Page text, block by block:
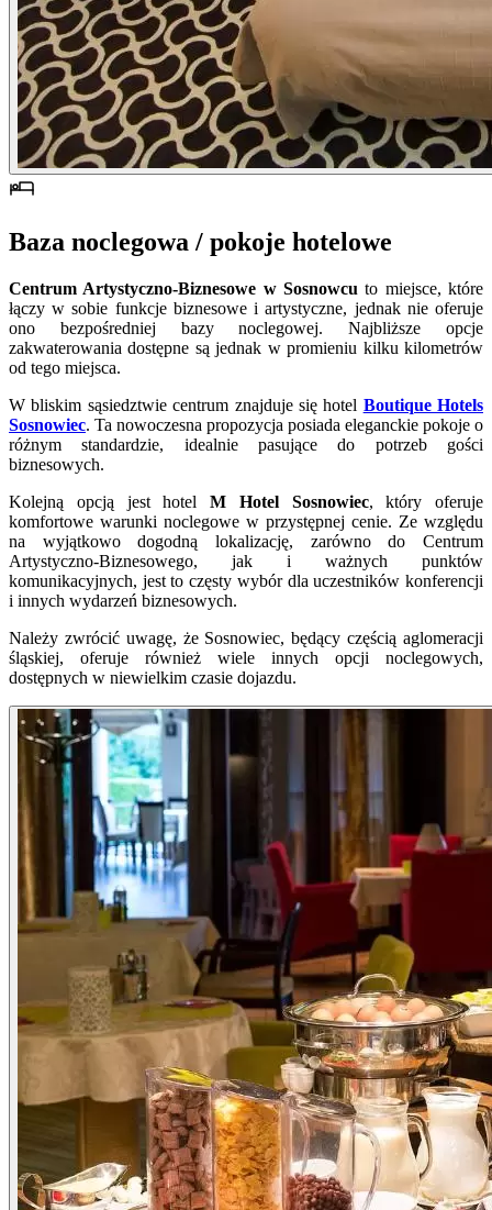
Baza noclegowa / pokoje hotelowe
Centrum Artystyczno-Biznesowe w Sosnowcu to miejsce, które
łączy w sobie funkcje biznesowe i artystyczne, jednak nie oferuje
ono bezpośredniej bazy noclegowej. Najbliższe opcje
zakwaterowania dostępne są jednak w promieniu kilku kilometrów
od tego miejsca.
W bliskim sąsiedztwie centrum znajduje się hotel Boutique Hotels
Sosnowiec. Ta nowoczesna propozycja posiada eleganckie pokoje o
różnym standardzie, idealnie pasujące do potrzeb gości
biznesowych.
Kolejną opcją jest hotel M Hotel Sosnowiec, który oferuje
komfortowe warunki noclegowe w przystępnej cenie. Ze względu
na wyjątkowo dogodną lokalizację, zarówno do Centrum
Artystyczno-Biznesowego, jak i ważnych punktów
komunikacyjnych, jest to częsty wybór dla uczestników konferencji
i innych wydarzeń biznesowych.
Należy zwrócić uwagę, że Sosnowiec, będący częścią aglomeracji
śląskiej, oferuje również wiele innych opcji noclegowych,
dostępnych w niewielkim czasie dojazdu.